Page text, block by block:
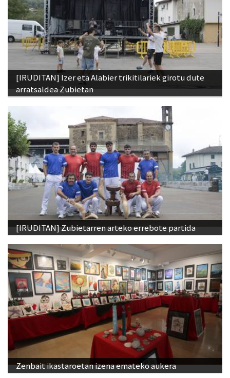
[IRUDITAN] Izer eta Alabier trikitilariek girotu dute
arratsaldea Zubietan
[IRUDITAN] Zubietarren arteko errebote partida
Zenbait ikastaroetan izena emateko aukera